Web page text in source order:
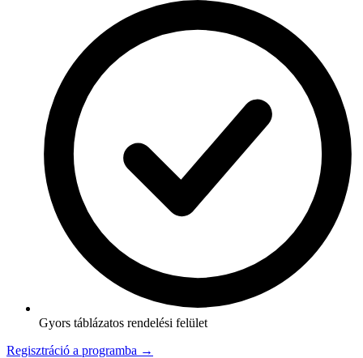
Gyors táblázatos rendelési felület
Regisztráció a programba →